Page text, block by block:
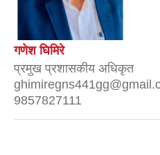
गणेश घिमिरे
प्रमुख प्रशासकीय अधिकृत
9857827111